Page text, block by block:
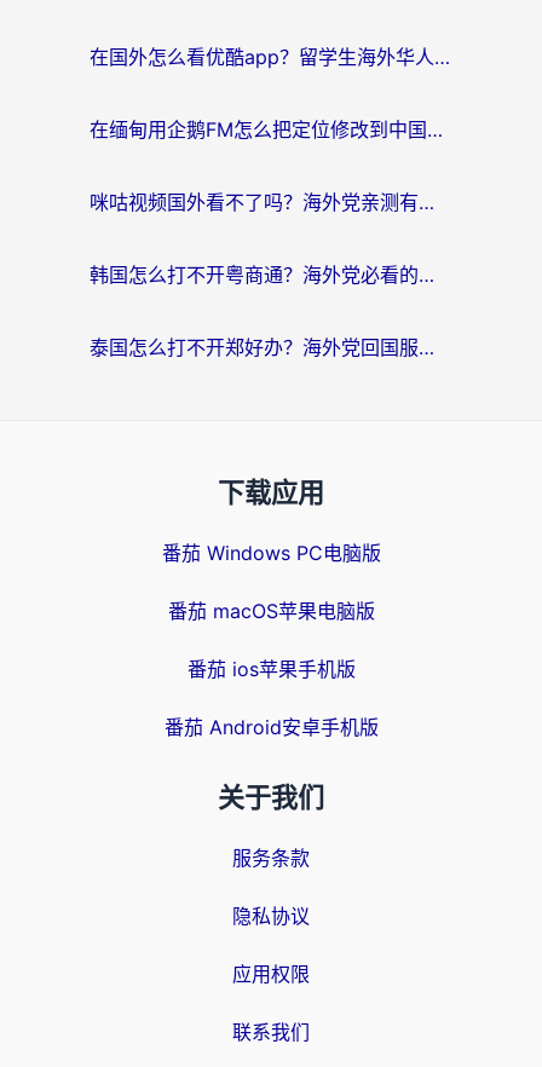
在国外怎么看优酷app？留学生海外华人必看的无限制追剧指南
在缅甸用企鹅FM怎么把定位修改到中国国内？海外党解决地域限制的实用指南
咪咕视频国外看不了吗？海外党亲测有效的回国加速解决方案
韩国怎么打不开粤商通？海外党必看的回国加速器选择指南（附加拿大农行俄罗斯有缘网解决方案）
泰国怎么打不开郑好办？海外党回国服务+影音追剧全搞定的实用指南
下载应用
番茄 Windows PC电脑版
番茄 macOS苹果电脑版
番茄 ios苹果手机版
番茄 Android安卓手机版
关于我们
服务条款
隐私协议
应用权限
联系我们